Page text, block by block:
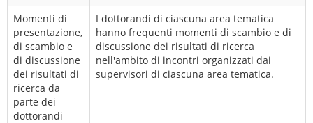
Momenti di
presentazione,
di scambio e
di discussione
dei risultati di
ricerca da
parte dei
dottorandi
I dottorandi di ciascuna area tematica
hanno frequenti momenti di scambio e di
discussione dei risultati di ricerca
nell'ambito di incontri organizzati dai
supervisori di ciascuna area tematica.